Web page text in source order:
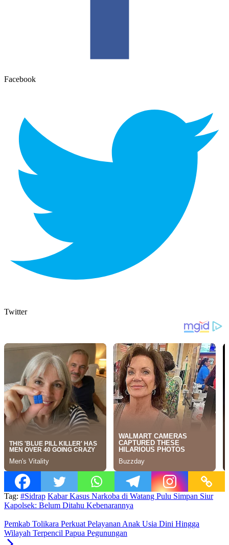
Facebook
Twitter
Tag: #Sidrap Kabar Kasus Narkoba di Watang Pulu Simpan Siur
Kapolsek: Belum Ditahu Kebenarannya
Pemkab Tolikara Perkuat Pelayanan Anak Usia Dini Hingga
Wilayah Terpencil Papua Pegunungan